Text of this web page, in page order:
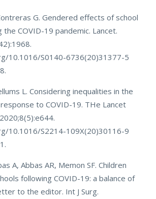
G. Gendered effects of school
the COVID-19 pandemic. Lancet.
10.1016/S0140-6736(20)31377-5
L. Considering inequalities in the
to COVID-19. THe Lancet
10.1016/S2214-109X(20)30116-9
A, Abbas AR, Memon SF. Children
following COVID-19: a balance of
to the editor. Int J Surg.